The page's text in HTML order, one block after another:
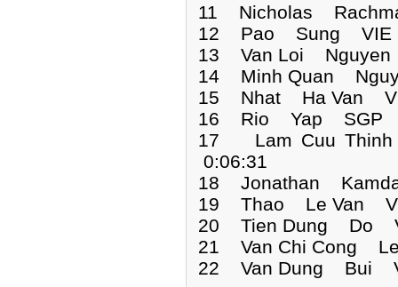
11 Nicholas
12 Pao Sung VIE
13 Van Loi
14 Minh Quan
15 Nhat Ha Van
16 Rio Yap SGP
17 Lam Cuu
0:06:31
18 Jonathan
19 Thao Le Van
20 Tien Dung Do
21 Van Chi Cong
22 Van Dung Bui